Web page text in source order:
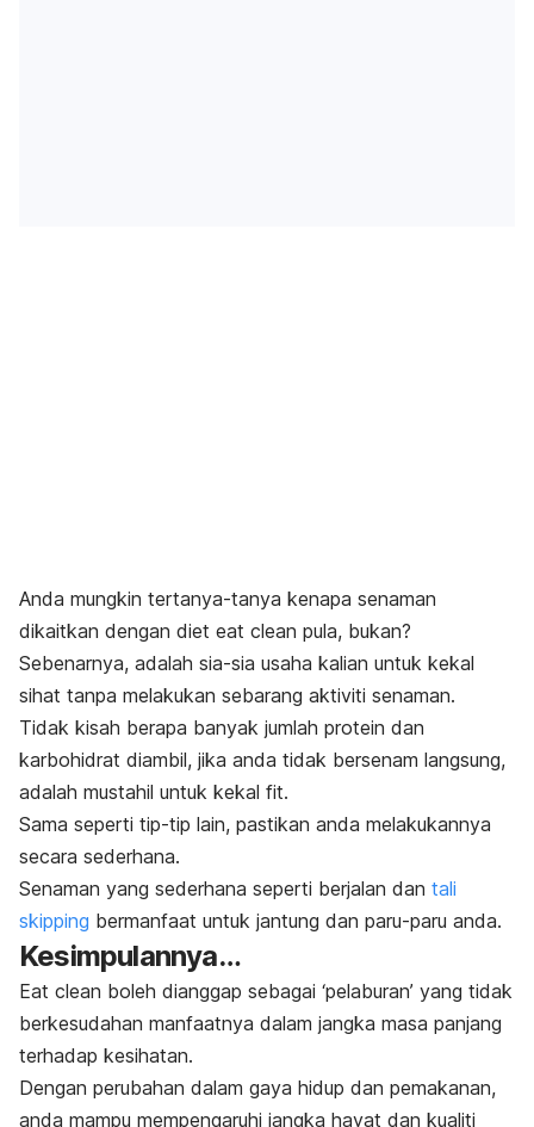
Anda mungkin tertanya-tanya kenapa senaman
dikaitkan dengan diet eat clean pula, bukan?
Sebenarnya, adalah sia-sia usaha kalian untuk kekal
sihat tanpa melakukan sebarang aktiviti senaman.
Tidak kisah berapa banyak jumlah protein dan
karbohidrat diambil, jika anda tidak bersenam langsung,
adalah mustahil untuk kekal fit.
Sama seperti tip-tip lain, pastikan anda melakukannya
secara sederhana.
Senaman yang sederhana seperti berjalan dan tali
skipping bermanfaat untuk jantung dan paru-paru anda.
Kesimpulannya…
Eat clean boleh dianggap sebagai ‘pelaburan’ yang tidak
berkesudahan manfaatnya dalam jangka masa panjang
terhadap kesihatan.
Dengan perubahan dalam gaya hidup dan pemakanan,
anda mampu mempengaruhi jangka hayat dan kualiti